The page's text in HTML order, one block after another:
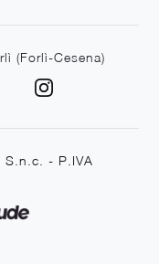
(Forlì-Cesena)
- P.IVA